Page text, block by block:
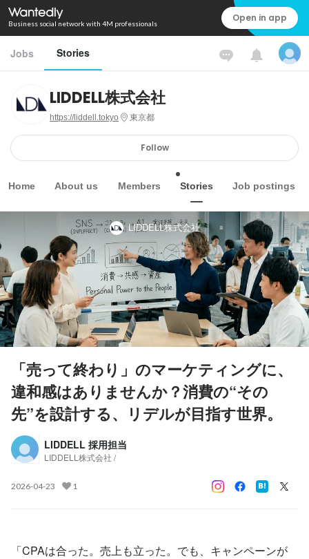
Business social network with 4M professionals Open in app
Jobs Stories
LIDDELL株式会社
https://liddell.tokyo 東京都
Follow
Home About us Members Stories Job postings
LIDDELL株式会社
「売って終わり」のマーケティングに、
違和感はありませんか？消費の“その
先”を設計する、リデルが目指す世界。
LIDDELL 採用担当
LIDDELL株式会社 /
2026-04-23 1
「CPAは合った。売上も立った。でも、キャンペーンが